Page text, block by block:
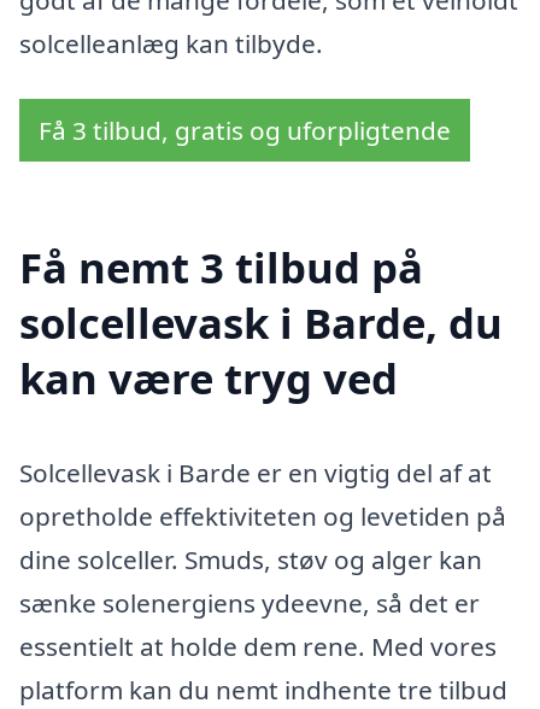
solcelleanlæg kan tilbyde.
Få 3 tilbud, gratis og uforpligtende
Få nemt 3 tilbud på
solcellevask i Barde, du
kan være tryg ved
Solcellevask i Barde er en vigtig del af at
opretholde effektiviteten og levetiden på
dine solceller. Smuds, støv og alger kan
sænke solenergiens ydeevne, så det er
essentielt at holde dem rene. Med vores
platform kan du nemt indhente tre tilbud